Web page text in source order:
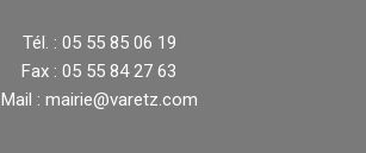
Tél. : 05 55 85 06 19
Fax : 05 55 84 27 63
Mail : mairie@varetz.com